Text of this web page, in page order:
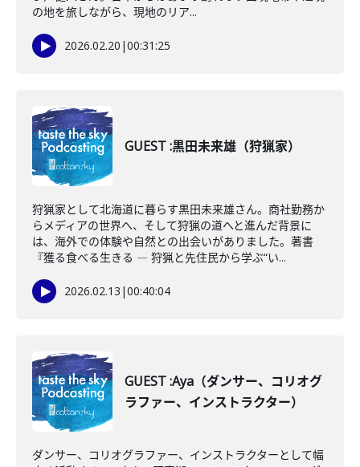
の地を旅しながら、現地のリア...
2026.02.20 |00:31:25
GUEST :黒田未来雄（狩猟家）
狩猟家として北海道に暮らす黒田未来雄さん。商社勤務か
らメディアの世界へ、そして狩猟の道へと進んだ背景に
は、海外での体験や自然との出会いがありました。著書
『獲る食べる生きる ― 狩猟と先住民から学ぶ“い...
2026.02.13 |00:40:04
GUEST :Aya（ダンサー、コリオグ
ラファー、インストラクター）
ダンサー、コリオグラファー、インストラクターとして幅